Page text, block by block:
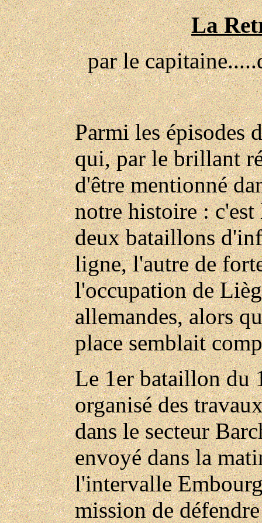
La
par le
Parmi les épisodes
qui, par le brillant
d'être mentionné
notre histoire : c'est
deux bataillons
ligne, l'autre de
l'occupation de
allemandes, alors
place semblait
Le 1er bataillon du
organisé des
dans le secteur
envoyé dans la
l'intervalle
mission de